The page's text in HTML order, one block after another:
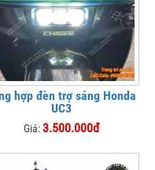
hợp đèn trợ sáng Honda
UC3
Giá:3.500.000đ